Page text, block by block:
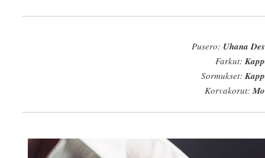
Pusero: Uhana
Farkut:
Sormukset:
Korvakorut: